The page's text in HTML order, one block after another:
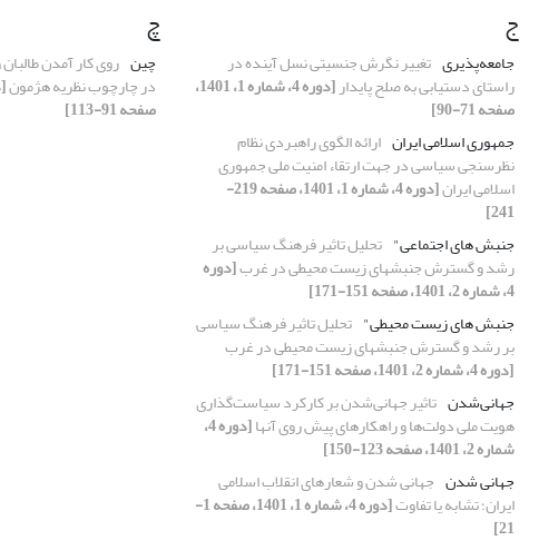
ج
جامعه‌پذیری تغییر نگرش جنسیتی نسل آینده در
راستای دستیابی به صلح پایدار [دوره 4، شماره 1، 1401،
صفحه 71-90]
جمهوری اسلامی ایران ارائه الگوی راهبردی نظام
نظرسنجی سیاسی در جهت ارتقاء امنیت ملی جمهوری
اسلامی ایران [دوره 4، شماره 1، 1401، صفحه 219-
241]
جنبش های اجتماعی" تحلیل تاثیر فرهنگ سیاسی بر
رشد و گسترش جنبشهای زیست محیطی در غرب[دوره
4، شماره 2، 1401، صفحه 151-171]
جنبش های زیست محیطی" تحلیل تاثیر فرهنگ سیاسی
بر رشد و گسترش جنبشهای زیست محیطی در غرب
[دوره 4، شماره 2، 1401، صفحه 151-171]
جهانی‌شدن تاثیر جهانی‌شدن بر کارکرد سیاست‌گذاری‌
هویت ملی دولت‌ها و راهکارهای پیش روی آنها [دوره 4،
شماره 2، 1401، صفحه 123-150]
جهانی شدن جهانی شدن و شعارهای انقلاب اسلامی
ایران؛ تشابه یا تفاوت [دوره 4، شماره 1، 1401، صفحه 1-
21]
چ
چین روی کار آمدن
در چارچوب نظریه هژمون
صفحه 91-113]